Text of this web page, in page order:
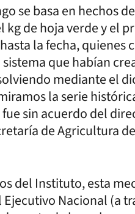
se basa en hechos
de hoja verde y el
la fecha, quienes
que habían
mediante el
la serie
sin acuerdo del
de Agricultura
del Instituto, esta
Nacional (a